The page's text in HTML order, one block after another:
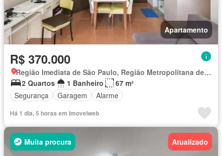
Apartamento
R$ 370.000
Região Imediata de São Paulo, Região Metropolitana de São Paulo
2 Quartos
1 Banheiro
67 m²
Segurança
Garagem Alarme
Há 1 dia, 5 horas em Imovelweb
Muita procura Atualizado